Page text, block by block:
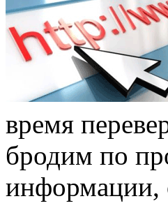
время
бродим по
информации,